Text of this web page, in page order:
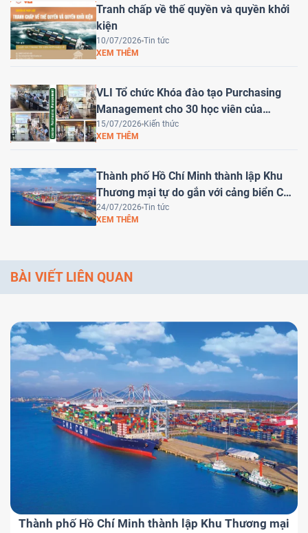
Tranh chấp về thế quyền và quyền khởi
kiện
10/07/2026 Tin tức
XEM THÊM
VLI Tổ chức Khóa đào tạo Purchasing
Management cho 30 học viên của
HEINEKEN Việt Nam
15/07/2026 Kiến thức
XEM THÊM
Thành phố Hồ Chí Minh thành lập Khu
Thương mại tự do gắn với cảng biển Cái
Mép Hạ – Bước tiến chiến lược đưa Việt
Nam trở thành trung tâm logistics khu
24/07/2026 Tin tức
XEM THÊM
BÀI VIẾT LIÊN QUAN
Thành phố Hồ Chí Minh thành lập Khu Thương mại